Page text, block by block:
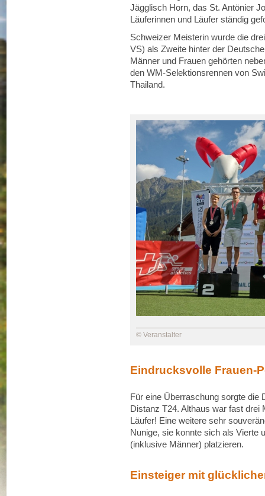
Jägglisch Horn, das St. Antönier
Läuferinnen und Läufer ständig
Schweizer Meisterin wurde die
VS) als Zweite hinter der
Männer und Frauen gehörten
den WM-Selektionsrennen von
Thailand.
© Veranstalter
Eindrucksvolle Frauen-
Für eine Überraschung sorgte die
Distanz T24. Althaus war fast drei
Läufer! Eine weitere sehr
Nunige, sie konnte sich als Vierte
(inklusive Männer) platzieren.
Einsteiger mit